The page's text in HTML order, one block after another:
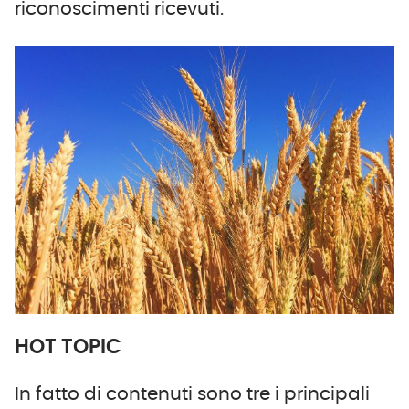
riconoscimenti ricevuti.
HOT TOPIC
In fatto di contenuti sono tre i principali